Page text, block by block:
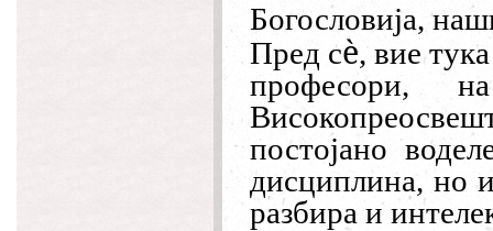
Богословија,
Пред сè, вие
професори,
постојано
дисциплина, но
разбира и